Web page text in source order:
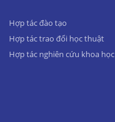
Hợp tác đào tạo
Hợp tác trao đổi học thuật
Hợp tác nghiên cứu khoa học